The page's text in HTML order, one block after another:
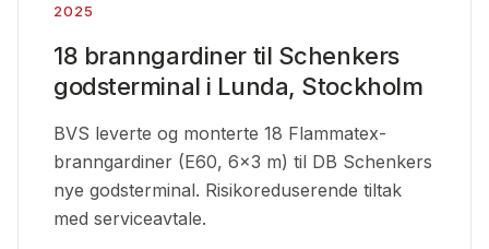
2025
18 branngardiner til Schenkers
godsterminal i Lunda, Stockholm
BVS leverte og monterte 18 Flammatex-
branngardiner (E60, 6×3 m) til DB Schenkers
nye godsterminal. Risikoreduserende tiltak
med serviceavtale.